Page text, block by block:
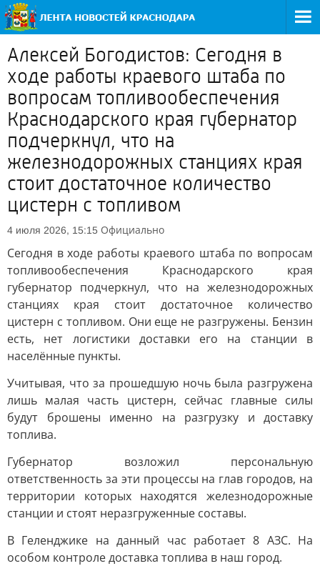
Алексей Богодистов: Сегодня в
ходе работы краевого штаба по
вопросам топливообеспечения
Краснодарского края губернатор
подчеркнул, что на
железнодорожных станциях края
стоит достаточное количество
цистерн с топливом
4 июля 2026, 15:15 Официально
Сегодня в ходе работы краевого штаба по вопросам
топливообеспечения Краснодарского края
губернатор подчеркнул, что на железнодорожных
станциях края стоит достаточное количество
цистерн с топливом. Они еще не разгружены. Бензин
есть, нет логистики доставки его на станции в
населённые пункты.
Учитывая, что за прошедшую ночь была разгружена
лишь малая часть цистерн, сейчас главные силы
будут брошены именно на разгрузку и доставку
топлива.
Губернатор возложил персональную
ответственность за эти процессы на глав городов, на
территории которых находятся железнодорожные
станции и стоят неразгруженные составы.
В Геленджике на данный час работает 8 АЗС. На
особом контроле доставка топлива в наш город.